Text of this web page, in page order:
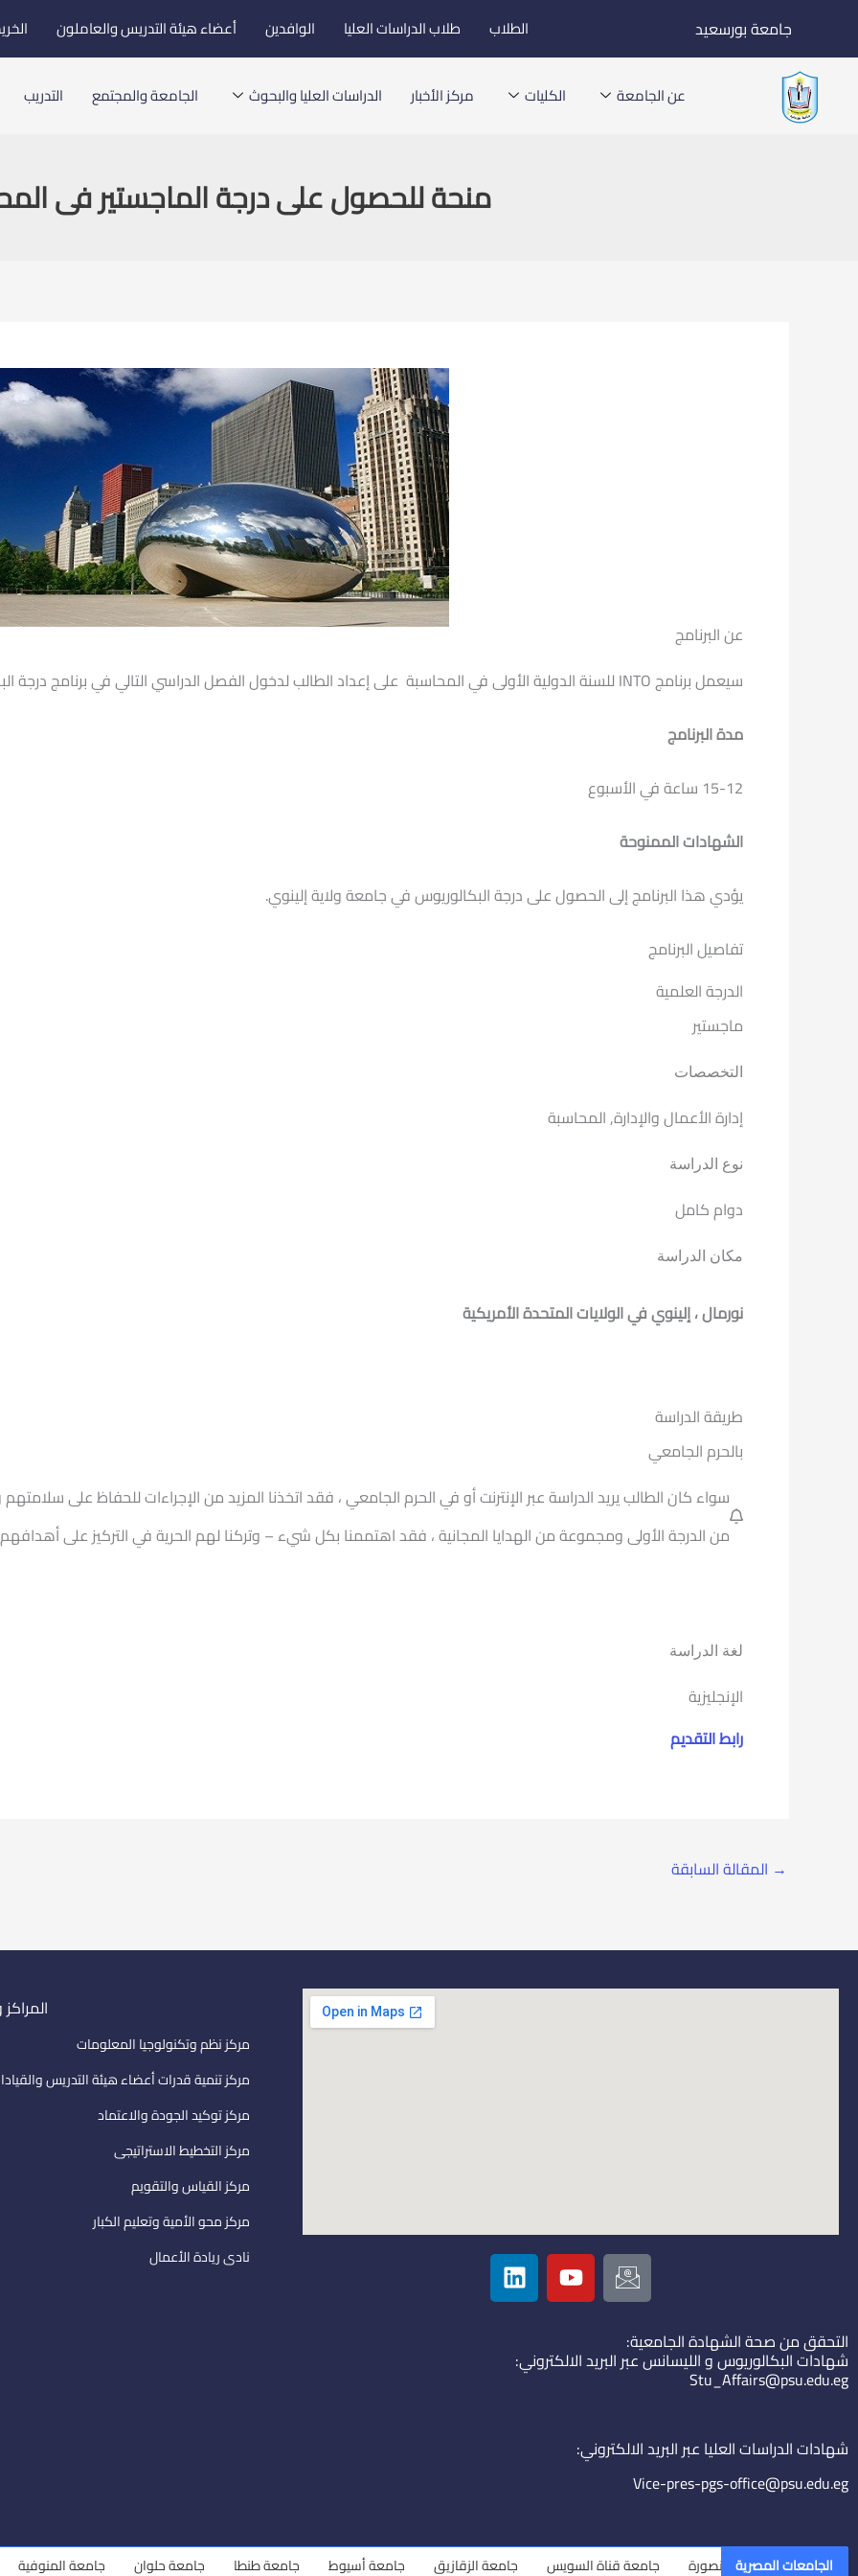
إلى
المحتوى
جامعة بورسعيد الطلاب طلاب الدراسات العليا الوافدين أعضاء هيئة التدريس والعاملون
عن الجامعة الكليات مركز الأخبار الدراسات العليا والبحوث الجامعة والمجتمع التدريب
منحة للحصول على درجة الماجستير فى
عن البرنامج
سيعمل برنامج INTO للسنة الدولية الأولى في المحاسبة على إعداد الطالب لدخول الفصل الدراسي التالي في برنامج درجة البكالوريوس في جامعة ولاية إلينوي.
مدة البرنامج
15-12 ساعة في الأسبوع
الشهادات الممنوحة
يؤدي هذا البرنامج إلى الحصول على درجة البكالوريوس في جامعة ولاية إلينوي.
تفاصيل البرنامج
الدرجة العلمية
ماجستير
التخصصات
إدارة الأعمال والإدارة, المحاسبة
نوع الدراسة
دوام كامل
مكان الدراسة
نورمال ، إلينوي في الولايات المتحدة الأمريكية
طريقة الدراسة
بالحرم الجامعي
سواء كان الطالب يريد الدراسة عبر الإنترنت أو في الحرم الجامعي ، فقد اتخذنا المزيد من الإجراءات للحفاظ على
من الدرجة الأولى ومجموعة من الهدايا المجانية ، فقد اهتممنا بكل شيء – وتركنا لهم الحرية في التركيز على أهدافهم
لغة الدراسة
الإنجليزية
رابط التقديم
→ المقالة السابقة
I
c
o
-
e
i
Y
o
u
u
b
L
i
n
التحقق من صحة الشهادة الجامعية:
شهادات البكالوريوس و الليسانس عبر البريد الالكتروني:
Stu_Affairs@psu.edu.eg
شهادات الدراسات العليا عبر البريد الالكتروني:
Vice-pres-pgs-office@psu.edu.eg
مركز نظم وتكنولوجيا المعلومات
مركز تنمية قدرات أعضاء هيئة التدريس
مركز توكيد الجودة والاعتماد
مركز التخطيط الاستراتيجى
مركز القياس والتقويم
مركز محو الأمية وتعليم الكبار
نادى ريادة الأعمال
الجامعات المصرية
جامعة المنصورة جامعة قناة السويس جامعة الزقازيق جامعة أسيوط جامعة طنطا جامعة حلوان جامعة المنوفية